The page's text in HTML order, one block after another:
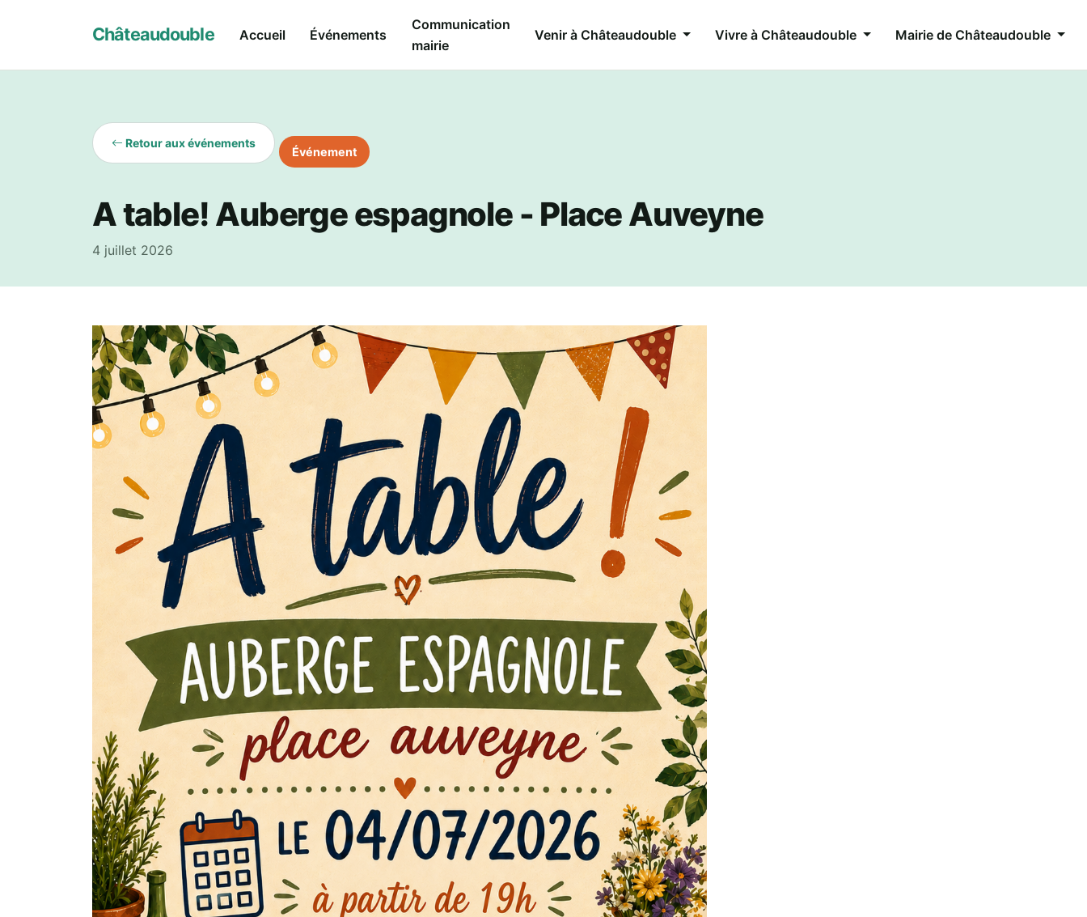
Châteaudouble Accueil Événements
Communication
mairie
Venir à Châteaudouble Vivre à Châteaudouble Mairie de Châteaudouble
Retour aux événements
Événement
A table! Auberge espagnole - Place Auveyne
4 juillet 2026